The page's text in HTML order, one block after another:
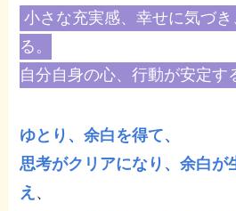
小さな充実感、幸せに気づ
る。
自分自身の心、行動が安定す
ゆとり、余白を得て、
思考がクリアになり、余白が
え 、